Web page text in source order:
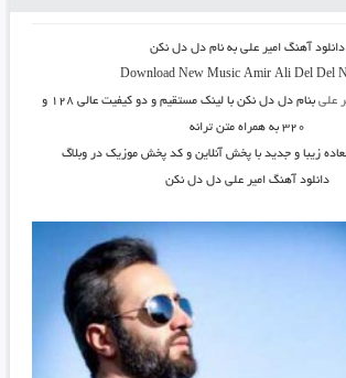
دانلود آهنگامیر علی به نام دل دل نکن
Download New MusicAmir AliDel Del
علی بنامدل دل نکن
با لینک مستقیم و دو کیفیت عالی ۱۲۸ و
۳۲۰ به همراه متن ترانه
زیبا و جدید با پخش آنلاین و کد پخش موزیک در وبلاگ
دانلود آهنگ امیر علی دل دل نکن